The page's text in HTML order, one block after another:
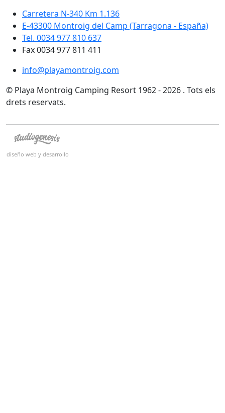
Carretera N-340 Km 1.136
E-43300 Montroig del Camp (Tarragona - España)
Tel. 0034 977 810 637
Fax 0034 977 811 411
info@playamontroig.com
© Playa Montroig Camping Resort 1962 - 2026 . Tots els
drets reservats.